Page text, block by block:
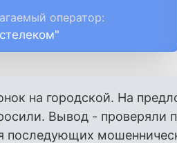
оператор:
на городской. На
Вывод - проверяли
последующих